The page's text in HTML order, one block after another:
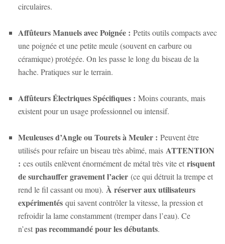
circulaires.
Affûteurs Manuels avec Poignée : Petits outils compacts avec
une poignée et une petite meule (souvent en carbure ou
céramique) protégée. On les passe le long du biseau de la
hache. Pratiques sur le terrain.
Affûteurs Électriques Spécifiques : Moins courants, mais
existent pour un usage professionnel ou intensif.
Meuleuses d’Angle ou Tourets à Meuler : Peuvent être
utilisés pour refaire un biseau très abîmé, mais ATTENTION
: ces outils enlèvent énormément de métal très vite et risquent
de surchauffer gravement l’acier (ce qui détruit la trempe et
rend le fil cassant ou mou). À réserver aux utilisateurs
expérimentés qui savent contrôler la vitesse, la pression et
refroidir la lame constamment (tremper dans l’eau). Ce
n’est pas recommandé pour les débutants.